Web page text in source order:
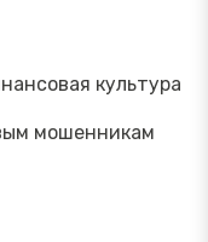
культура
мошенникам